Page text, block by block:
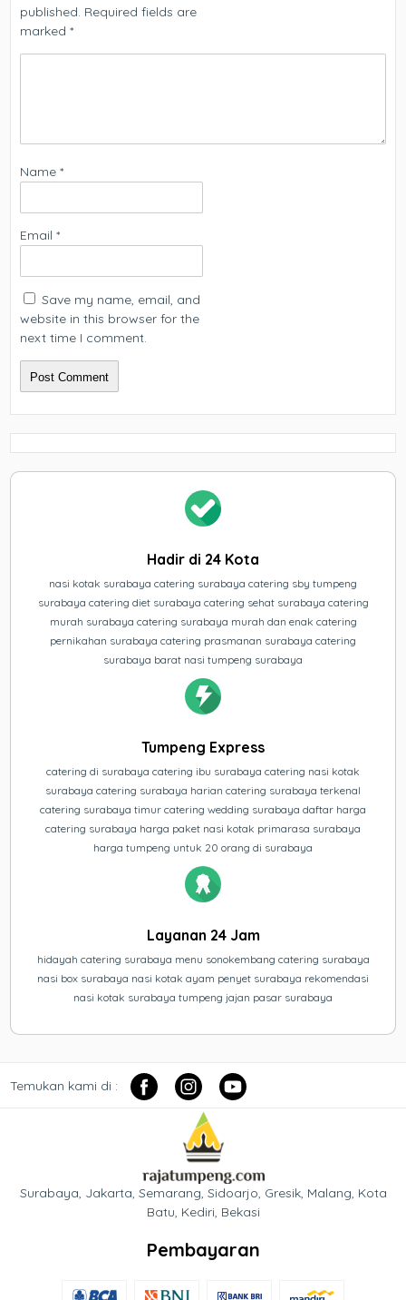
published. Required fields are
marked*
Name*
Email*
Save my name, email, and
website in this browser for the
next time I comment.
Hadir di 24 Kota
nasi kotak surabaya catering surabaya catering sby tumpeng
surabaya catering diet surabaya catering sehat surabaya catering
murah surabaya catering surabaya murah dan enak catering
pernikahan surabaya catering prasmanan surabaya catering
surabaya barat nasi tumpeng surabaya
Tumpeng Express
catering di surabaya catering ibu surabaya catering nasi kotak
surabaya catering surabaya harian catering surabaya terkenal
catering surabaya timur catering wedding surabaya daftar harga
catering surabaya harga paket nasi kotak primarasa surabaya
harga tumpeng untuk 20 orang di surabaya
Layanan 24 Jam
hidayah catering surabaya menu sonokembang catering surabaya
nasi box surabaya nasi kotak ayam penyet surabaya rekomendasi
nasi kotak surabaya tumpeng jajan pasar surabaya
Temukan kami di :
Surabaya, Jakarta, Semarang, Sidoarjo, Gresik, Malang, Kota
Batu, Kediri, Bekasi
Pembayaran